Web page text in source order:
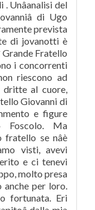
del
di Ugo
prevista
di jovanotti è
Fratello
i concorrenti
riescono ad
dritte al cuore,
Giovanni di
e figure
Foscolo. Ma
se nâè
visti, avevi
e ci tenevi
molto presa
anche per loro.
fortunata. Eri